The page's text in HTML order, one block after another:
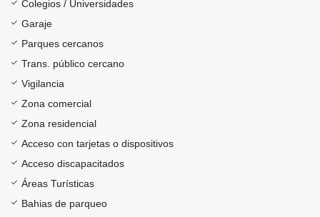
Colegios / Universidades
Garaje
Parques cercanos
Trans. público cercano
Vigilancia
Zona comercial
Zona residencial
Acceso con tarjetas o dispositivos
Acceso discapacitados
Áreas Turísticas
Bahias de parqueo